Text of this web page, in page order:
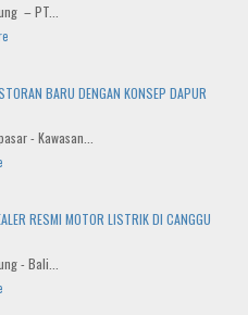
– PT...
BARU DENGAN KONSEP DAPUR
- Kawasan...
RESMI MOTOR LISTRIK DI CANGGU
- Bali...